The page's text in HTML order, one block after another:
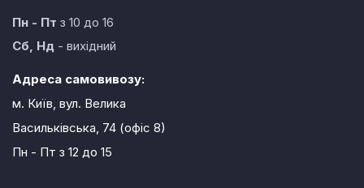
Пн - Пт з 10 до 16
Сб, Нд - вихідний
Адреса самовивозу:
м. Київ, вул. Велика
Васильківська, 74 (офіс 8)
Пн - Пт з 12 до 15